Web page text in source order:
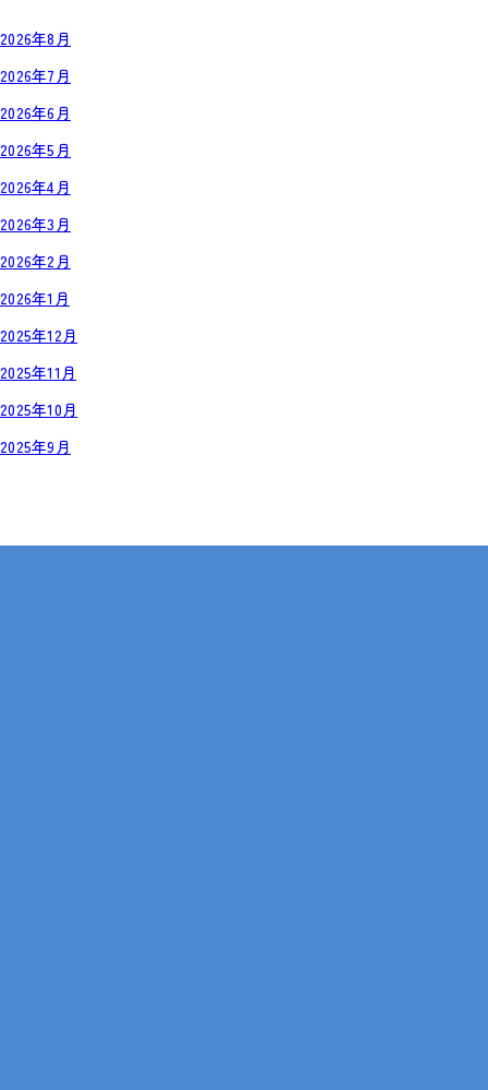
2026年8月
2026年7月
2026年6月
2026年5月
2026年4月
2026年3月
2026年2月
2026年1月
2025年12月
2025年11月
2025年10月
2025年9月